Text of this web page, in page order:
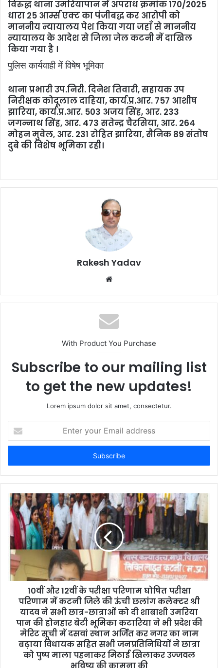
विरुद्ध थाना उमरियापान में अपराध क्रमांक 170/2025
धारा 25 आर्म्स एक्ट का पंजीबद्ध कर आरोपी को
माननीय न्यायालय पेश किया गया जहाँ से माननीय
न्यायालय के आदेश से जिला जेल कटनी में दाखिल
किया गया है ।
पुलिस कार्यवाही में विषेष भूमिका
थाना प्रभारी उप.निरी. दिनेश तिवारी, सहायक उप
निरीक्षक कोदूलाल दाहिया, कार्य.प्र.आर. 757 आशीष
झारिया, कार्य.प्र.आर. 503 अजय सिंह, आर. 233
जगन्नाथ सिंह, आर. 473 सतेन्द्र चैरसिया, आर. 264
मोहन मुवेल, आर. 231 रोहित झारिया, सैनिक 89 संतोष
दुबे की विशेष भूमिका रही।
Rakesh Yadav
b
s
i
e
With Product You Purchase
Subscribe to our mailing list
to get the new updates!
Lorem ipsum dolor sit amet, consectetur.
t
r
y
u
r
E
a
a
d
10वीं और 12वीं के परीक्षा परिणाम घोषित परीक्षा
परिणाम में कटनी जिले की ऊंची छलांग कलेक्टर श्री
यादव ने सभी छात्र-छात्राओं को दी शाबाशी उमरिया
पान की होनहार बेटी भूमिका कटारिया ने भी प्रदेश की
मेरिट सूची में दसवां स्थान अर्जित कर नगर का नाम
बढ़ाया विधायक सहित सभी जनप्रतिनिधियों ने छात्रा
को पुष्प माला पहनाकर मिठाई खिलाकर उज्जवल